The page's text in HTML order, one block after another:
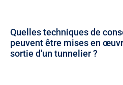
Quelles techniques de
peuvent être mises en
sortie d'un tunnelier ?